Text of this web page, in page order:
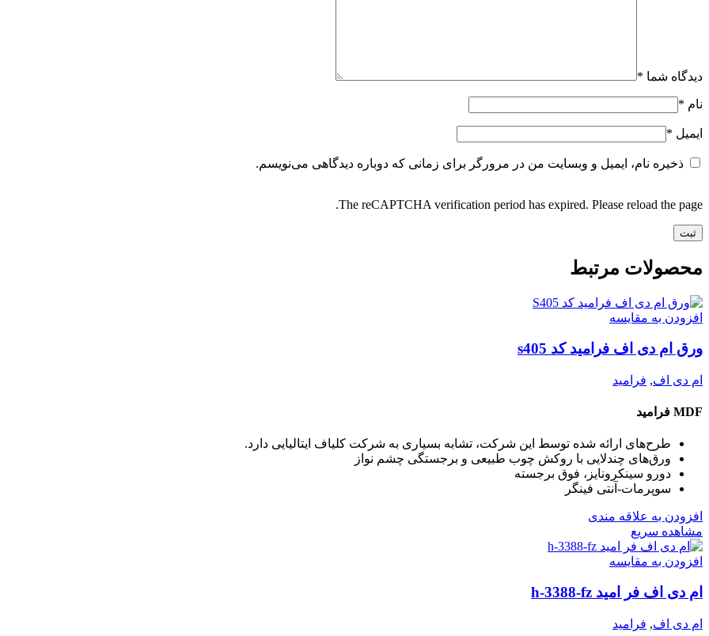
دیدگاه شما *
نام *
ایمیل *
ذخیره نام، ایمیل و وبسایت من در مرورگر برای زمانی که دوباره دیدگاهی می‌نویسم.
The reCAPTCHA verification period has expired. Please reload the page.
محصولات مرتبط
افزودن به مقایسه
ورق ام دی اف فرامید کد s405
ام دی اف, فرامید
MDF فرامید
طرح‌های ارائه شده توسط این شرکت، تشابه بسیاری به شرکت کلیاف ایتالیایی دارد.
ورق‌های چندلایی با روکش چوب طبیعی و برجستگی چشم نواز
دورو سینکرونایز، فوق برجسته
سوپرمات-آنتی فینگر
افزودن به علاقه مندی
مشاهده سریع
افزودن به مقایسه
ام دی اف فر امید h-3388-fz
ام دی اف, فرامید